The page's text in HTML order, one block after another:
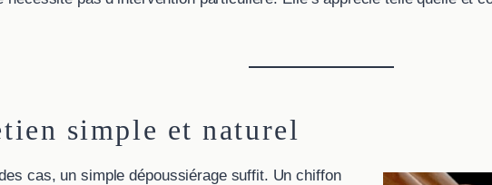
simple et naturel
cas, un simple dépoussiérage suffit. Un chiffon